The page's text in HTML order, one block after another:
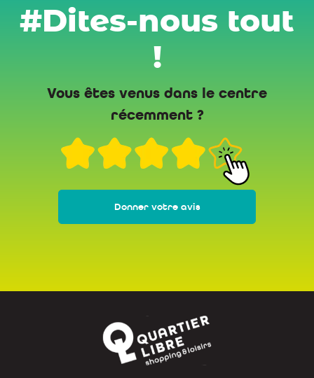
#Dites-nous tout
!
Vous êtes venus dans le centre
récemment ?
Donner votre avis